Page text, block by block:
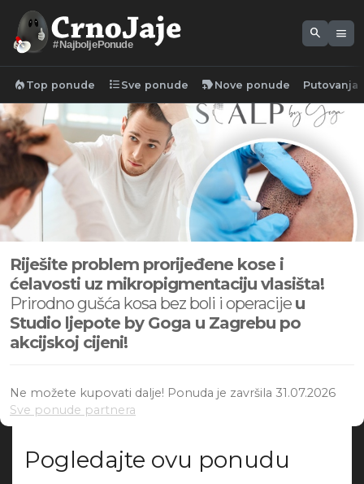
#NajboljePonude
search menu
local_fire_department Top ponude format_list_bulleted Sve ponude new_label Nove ponude Putovanja
Riješite problem prorijeđene kose i
ćelavosti uz mikropigmentaciju vlasišta!
Prirodno gušća kosa bez boli i operacije u
Studio ljepote by Goga u Zagrebu po
akcijskoj cijeni!
Ne možete kupovati dalje! Ponuda je završila 31.07.2026
Sve ponude partnera
Pogledajte ovu ponudu